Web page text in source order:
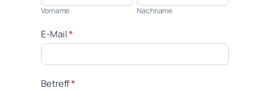
Vorname Nachname
E-Mail*
Betreff*